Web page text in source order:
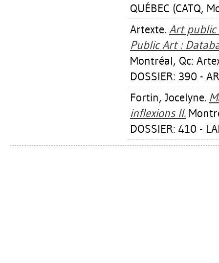
QUÉBEC (CATQ,
Artexte. Art public
Public Art :
Montréal, Qc:
DOSSIER: 390 -
Fortin, Jocelyne.
inflexions II.
DOSSIER: 410 -